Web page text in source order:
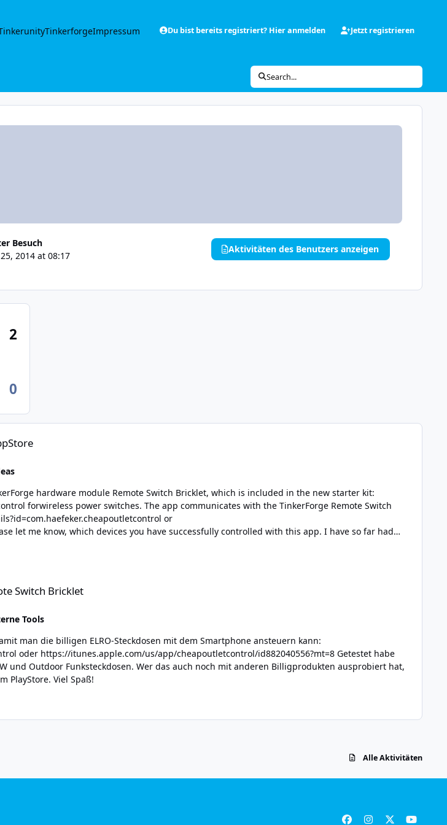
TinkerforgeImpressum Du bist bereits registriert? Hier anmelden Jetzt registrieren
Search...
Besuch
2014 at 08:17
Aktivitäten des Benutzers anzeigen
2
0
hardware module Remote Switch Bricklet, which is included in the new starter kit:
Switch Bricklet
Tools
man die billigen ELRO-Steckdosen mit dem Smartphone ansteuern kann:
habe
noch mit anderen Billigprodukten ausprobiert hat,
kann sich gerne bei mit melden. Ich mache dann entsprechend eine Liste im PlayStore. Viel Spaß!
Alle Aktivitäten